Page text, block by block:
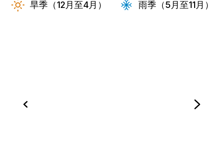
旱季（12月至4月） 雨季（5月至11月）